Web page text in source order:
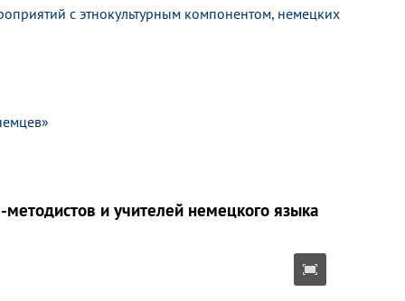
с этнокультурным компонентом, немецких
и учителей немецкого языка